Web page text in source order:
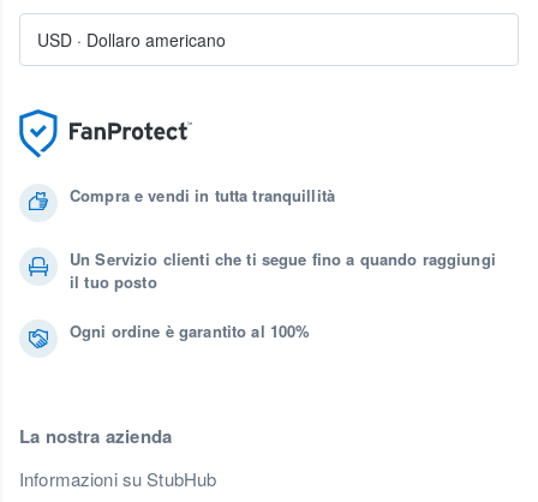
Compra e vendi in tutta tranquillità
Un Servizio clienti che ti segue fino a quando raggiungi
il tuo posto
Ogni ordine è garantito al 100%
La nostra azienda
Informazioni su StubHub
USD · Dollaro americano